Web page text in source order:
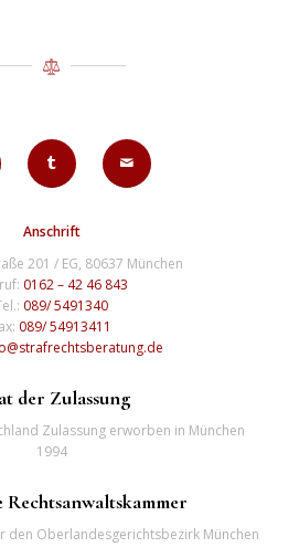
Anschrift
201 / EG, 80637 München
0162 – 42 46 843
089/ 5491340
089/ 54913411
der Zulassung
Zulassung erworben in München
1994
Rechtsanwaltskammer
den Oberlandesgerichtsbezirk München